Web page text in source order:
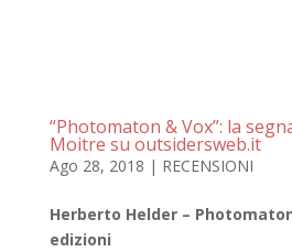
“Photomaton & Vox”: la
Moitre su outsidersweb.it
Ago 28, 2018 | RECENSIONI
Herberto Helder –
edizioni